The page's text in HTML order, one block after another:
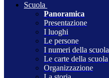
Scuola
Panoramica
Presentazione
I luoghi
Le persone
I numeri della scuola
Le carte della scuola
Organizzazione